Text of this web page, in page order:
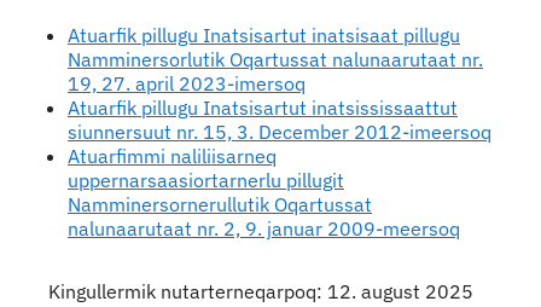
Atuarfik pillugu Inatsisartut inatsisaat pillugu
Namminersorlutik Oqartussat nalunaarutaat nr.
19, 27. april 2023-imersoq
Atuarfik pillugu Inatsisartut inatsississaattut
siunnersuut nr. 15, 3. December 2012-imeersoq
Atuarfimmi naliliisarneq
uppernarsaasiortarnerlu pillugit
Namminersornerullutik Oqartussat
nalunaarutaat nr. 2, 9. januar 2009-meersoq
Kingullermik nutarterneqarpoq: 12. august 2025